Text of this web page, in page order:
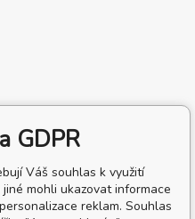
GDPR
Váš souhlas k využití
mohli ukazovat informace
reklam. Souhlas